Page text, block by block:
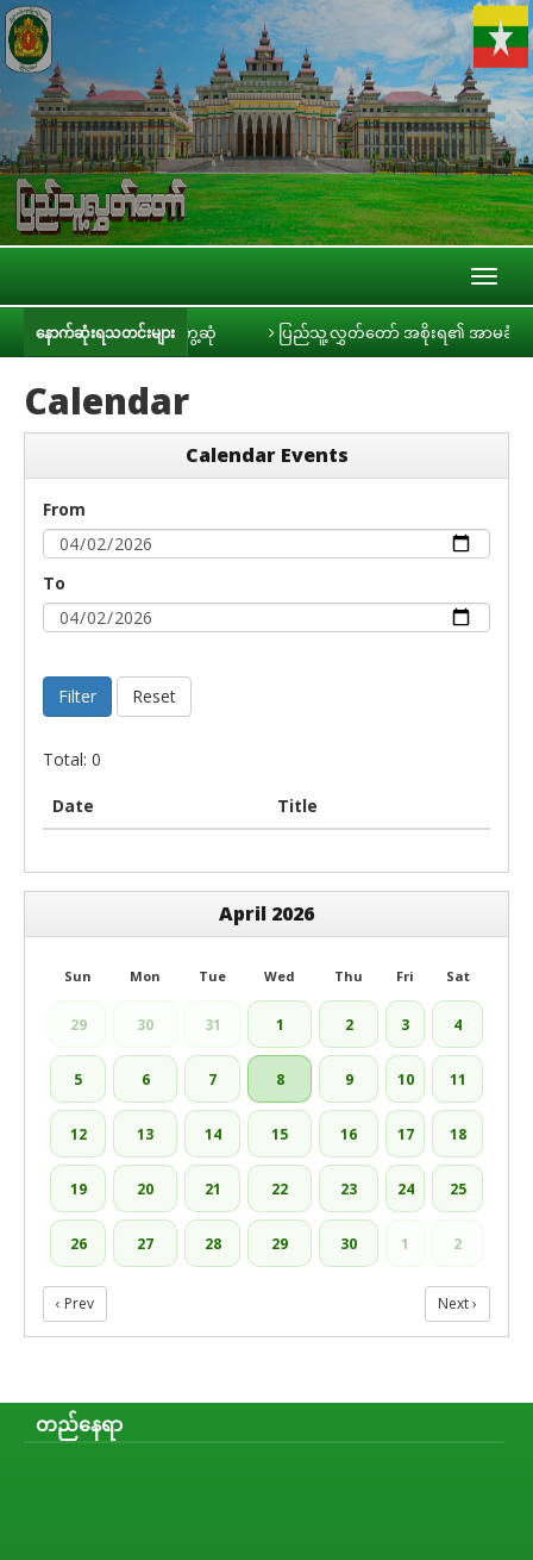
နောက်ဆုံးရသတင်းများ
းမီဒီယာများနှင့် တွေ့ဆုံ ပြည်သူ့လွှတ်တော် အစိုးရ၏ အာမခံချက်များ
Calendar
Calendar Events
From
To
Filter Reset
Total: 0
Date Title
April 2026
Sun Mon Tue Wed Thu Fri Sat
29 30 31 1 2 3 4
5 6 7 8 9 10 11
12 13 14 15 16 17 18
19 20 21 22 23 24 25
26 27 28 29 30 1 2
‹ Prev Next ›
တည်နေရာ